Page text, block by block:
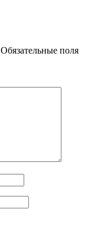
Обязательные поля